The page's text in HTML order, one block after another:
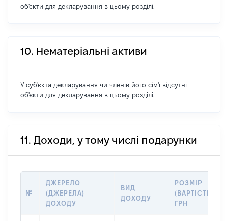
об'єкти для декларування в цьому розділі.
10. Нематеріальні активи
У суб'єкта декларування чи членів його сім'ї відсутні
об'єкти для декларування в цьому розділі.
11. Доходи, у тому числі подарунки
№
ДЖЕРЕЛО
(ДЖЕРЕЛА)
ДОХОДУ
ВИД
ДОХОДУ
РОЗМІР
(ВАРТІСТЬ),
ГРН